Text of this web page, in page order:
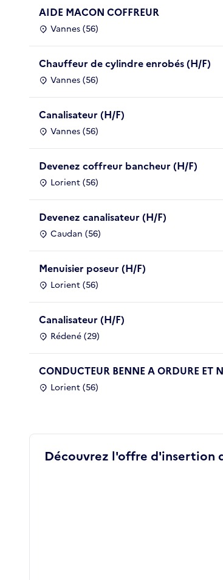
AIDE MACON COFFREUR
Vannes (56)
Chauffeur de cylindre enrobés (H/F)
Vannes (56)
Canalisateur (H/F)
Vannes (56)
Devenez coffreur bancheur (H/F)
Lorient (56)
Devenez canalisateur (H/F)
Caudan (56)
Menuisier poseur (H/F)
Lorient (56)
Canalisateur (H/F)
Rédené (29)
CONDUCTEUR BENNE A ORDURE ET
Lorient (56)
Découvrez l'offre d'insertion